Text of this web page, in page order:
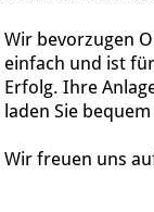
Wie bewerbe
Wir bevorzugen
einfach und ist
Erfolg. Ihre
laden Sie
Wir freuen uns